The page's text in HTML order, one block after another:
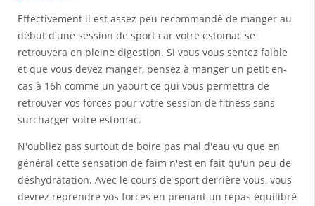
Effectivement il est assez peu recommandé de manger au
début d'une session de sport car votre estomac se
retrouvera en pleine digestion. Si vous vous sentez faible
et que vous devez manger, pensez à manger un petit en-
cas à 16h comme un yaourt ce qui vous permettra de
retrouver vos forces pour votre session de fitness sans
surcharger votre estomac.
N'oubliez pas surtout de boire pas mal d'eau vu que en
général cette sensation de faim n'est en fait qu'un peu de
déshydratation. Avec le cours de sport derrière vous, vous
devrez reprendre vos forces en prenant un repas équilibré